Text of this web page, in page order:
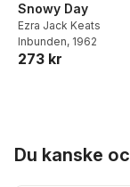
Snowy Day
Ezra Jack Keats
Inbunden, 1962
273 kr
Du kanske